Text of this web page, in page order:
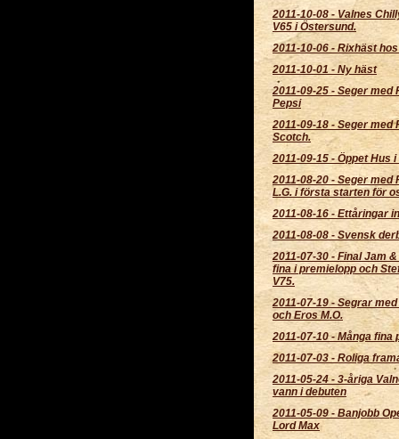
2011-10-08- Valnes
V65 i Östersund.
2011-10-06 - Rixhäst
2011-10-01 -Ny häst
2011-09-25 - Seger med
Pepsi
2011-09-18 - Seger med
Scotch.
2011-09-15 -Öppet Hus
2011-08-20 - Seger med
L.G. i första starten för
2011-08-16 -Ettåringar
2011-08-08 - Svensk
2011-07-30 -Final Jam
fina i premielopp och
V75.
2011-07-19-Segrar
och Eros M.O.
2011-07-10-Många fina
2011-07-03 - Roliga
2011-05-24- 3-åriga
vann i debuten
2011-05-09 - Banjobb
Lord Max